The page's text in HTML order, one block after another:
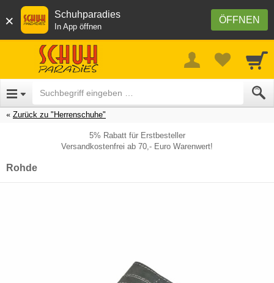
× ÖFFNEN
Schuhparadies
In App öffnen
Zurück zu "Herrenschuhe"
5% Rabatt für Erstbesteller
Versandkostenfrei ab 70,- Euro Warenwert!
Rohde